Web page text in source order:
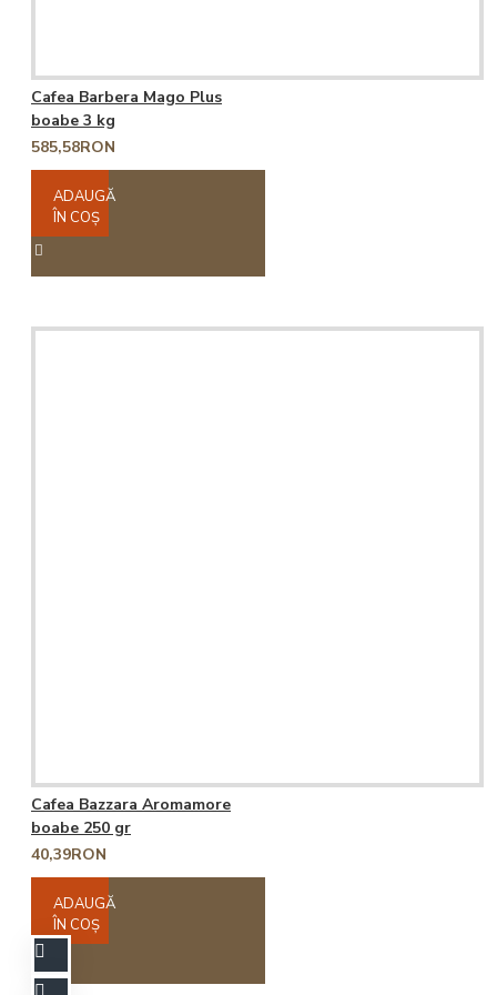
Cafea Barbera Mago Plus
boabe 3 kg
585,58RON
ADAUGĂ
ÎN COŞ
Cafea Bazzara Aromamore
boabe 250 gr
40,39RON
ADAUGĂ
ÎN COŞ